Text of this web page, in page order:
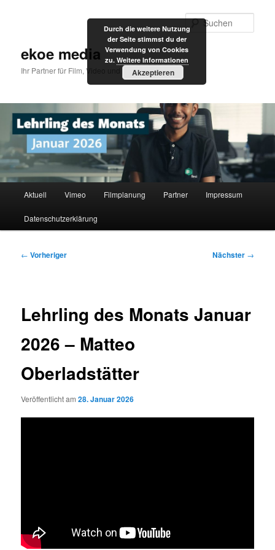
ekoe media
Ihr Partner für Film, Video und Internet
Aktuell Vimeo Filmplanung Partner Impressum
Datenschutzerklärung
Beitragsnavigation
← Vorheriger Nächster →
Lehrling des Monats Januar
2026 – Matteo
Oberladstätter
Veröffentlicht am28. Januar 2026
Durch die weitere Nutzung
der Seite stimmst du der
Verwendung von Cookies
zu. Weitere Informationen
Akzeptieren